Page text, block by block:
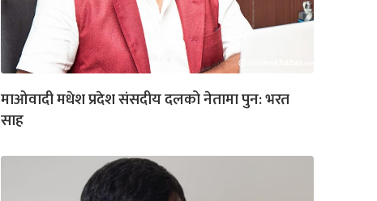
माओवादी मधेश प्रदेश संसदीय दलको नेतामा पुन: भरत
साह